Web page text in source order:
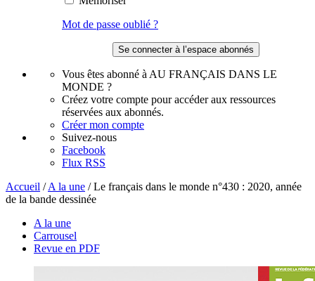
Mot de passe oublié ?
Vous êtes abonné à AU FRANÇAIS DANS LE
MONDE ?
Créez votre compte pour accéder aux ressources
réservées aux abonnés.
Créer mon compte
Suivez-nous
Facebook
Flux RSS
Accueil /A la une /Le français dans le monde n°430 : 2020, année
de la bande dessinée
A la une
Carrousel
Revue en PDF